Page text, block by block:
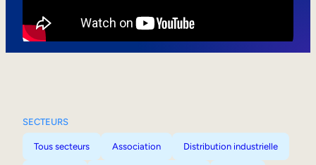
SECTEURS
Tous secteurs Association Distribution industrielle